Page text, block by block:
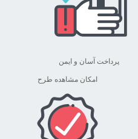
پرداخت آسان و ایمن
امکان مشاهده طرح